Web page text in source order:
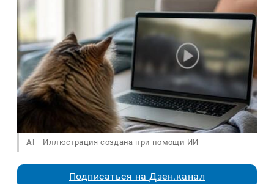
AI Иллюстрация создана при помощи ИИ
Подписаться на Дзен.канал